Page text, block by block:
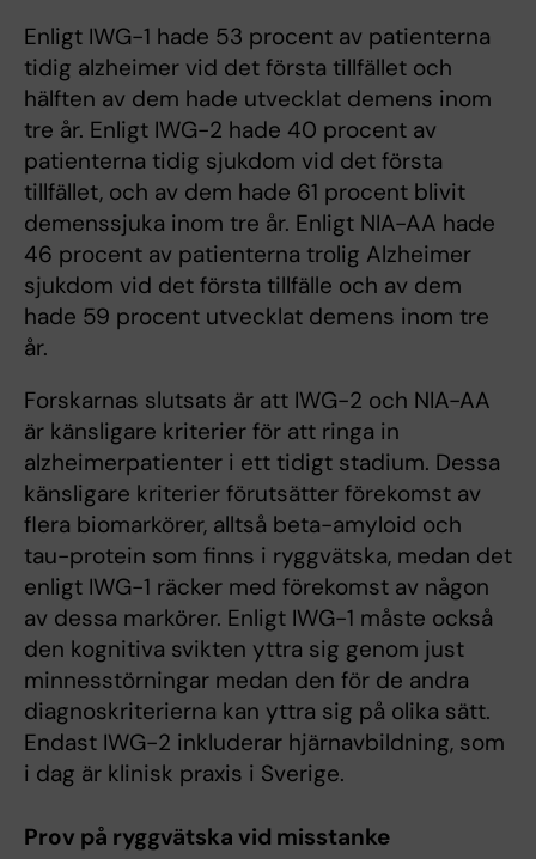
Enligt IWG-1 hade 53 procent av patienterna
tidig alzheimer vid det första tillfället och
hälften av dem hade utvecklat demens inom
tre år. Enligt IWG-2 hade 40 procent av
patienterna tidig sjukdom vid det första
tillfället, och av dem hade 61 procent blivit
demenssjuka inom tre år. Enligt NIA-AA hade
46 procent av patienterna trolig Alzheimer
sjukdom vid det första tillfälle och av dem
hade 59 procent utvecklat demens inom tre
år.
Forskarnas slutsats är att IWG-2 och NIA-AA
är känsligare kriterier för att ringa in
alzheimerpatienter i ett tidigt stadium. Dessa
känsligare kriterier förutsätter förekomst av
flera biomarkörer, alltså beta-amyloid och
tau-protein som finns i ryggvätska, medan det
enligt IWG-1 räcker med förekomst av någon
av dessa markörer. Enligt IWG-1 måste också
den kognitiva svikten yttra sig genom just
minnesstörningar medan den för de andra
diagnoskriterierna kan yttra sig på olika sätt.
Endast IWG-2 inkluderar hjärnavbildning, som
i dag är klinisk praxis i Sverige.
Prov på ryggvätska vid misstanke